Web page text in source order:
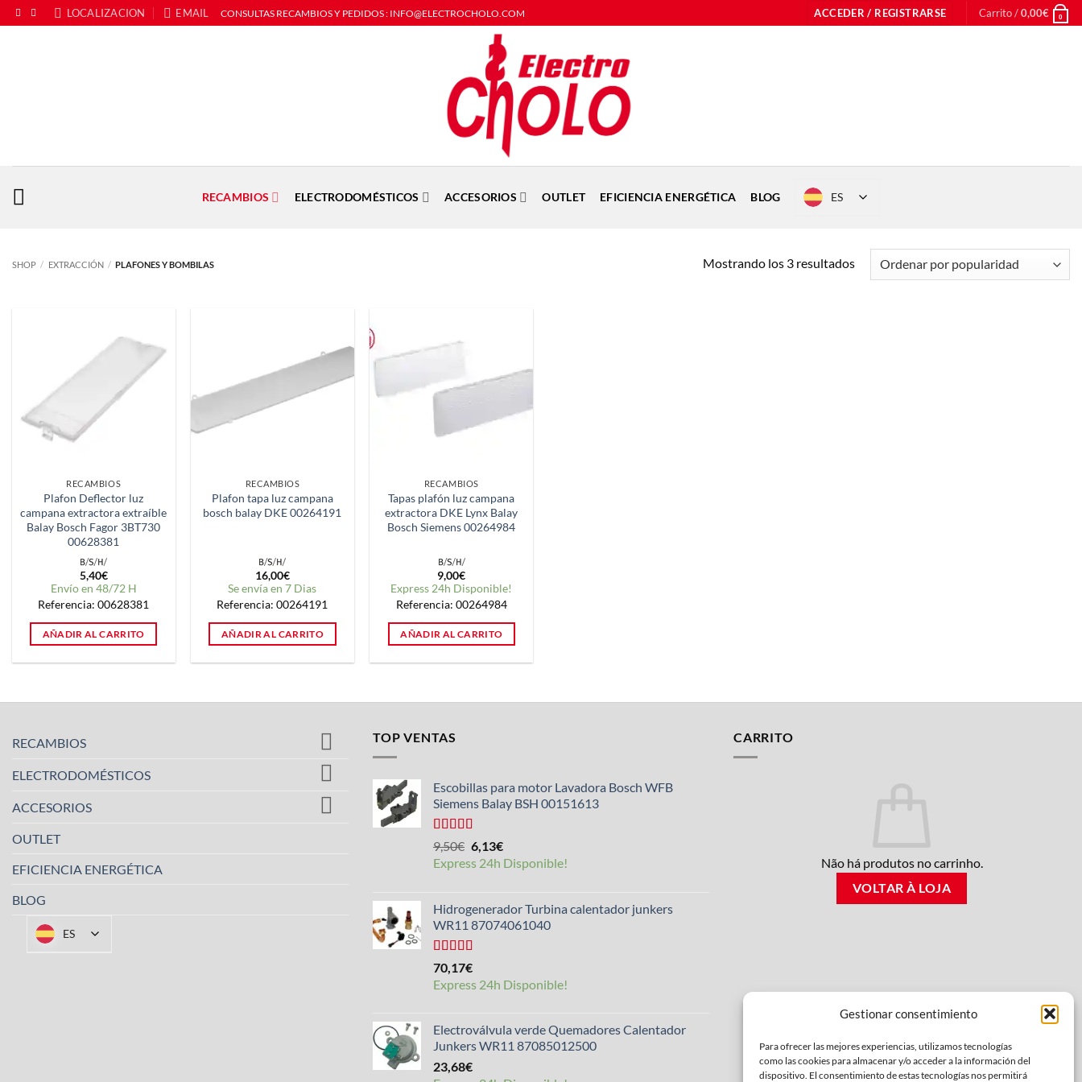
Gestionar consentimiento
Para ofrecer las mejores experiencias, utilizamos tecnologías
como las cookies para almacenar y/o acceder a la información del
dispositivo. El consentimiento de estas tecnologías nos permitirá
Saltar
al
LOCALIZACION EMAIL CONSULTAS RECAMBIOS Y PEDIDOS : INFO@ELECTROCHOLO.COM ACCEDER / REGISTRARSE Carrito /0,00€ 0
RECAMBIOS ELECTRODOMÉSTICOS ACCESORIOS OUTLET EFICIENCIA ENERGÉTICA BLOG ES
SHOP / EXTRACCIÓN / PLAFONES Y BOMBILAS Mostrando los 3 resultadosOrdenado
por
RECAMBIOS
Plafon Deflector luz
campana extractora extraíble
Balay Bosch Fagor 3BT730
00628381
5,40€
Envío en 48/72 H
Referencia: 00628381
AÑADIR AL CARRITO
RECAMBIOS
Plafon tapa luz campana
bosch balay DKE 00264191
16,00€
Se envía en 7 Dias
Referencia: 00264191
AÑADIR AL CARRITO
RECAMBIOS
Tapas plafón luz campana
extractora DKE Lynx Balay
Bosch Siemens 00264984
9,00€
Express 24h Disponible!
Referencia: 00264984
AÑADIR AL CARRITO
RECAMBIOS
ELECTRODOMÉSTICOS
ACCESORIOS
OUTLET
EFICIENCIA ENERGÉTICA
BLOG
ES
TOP VENTAS
Escobillas para motor Lavadora Bosch WFB
Siemens Balay BSH 00151613
Valorado
con
de
5
9,50€ El
precio
9,50€.
6,13€El
precio
6,13€.
Express 24h Disponible!
Hidrogenerador Turbina calentador junkers
WR11 87074061040
Valorado
con
de
5
70,17€
Express 24h Disponible!
Electroválvula verde Quemadores Calentador
Junkers WR11 87085012500
23,68€
CARRITO
Não há produtos no carrinho.
VOLTAR À LOJA